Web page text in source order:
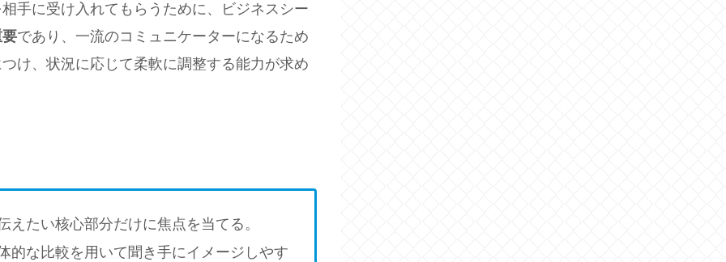
手に受け入れてもらうために、ビジネスシー
であり、一流のコミュニケーターになるため
つけ、状況に応じて柔軟に調整する能力が求め
えたい核心部分だけに焦点を当てる。
的な比較を用いて聞き手にイメージしやす